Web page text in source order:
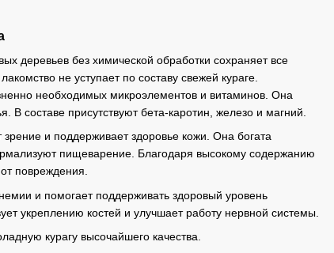
деревьев без химической обработки сохраняет все
не уступает по составу свежей кураге.
необходимых микроэлементов и витаминов. Она
В составе присутствуют бета-каротин, железо и магний.
и поддерживает здоровье кожи. Она богата
пищеварение. Благодаря высокому содержанию
повреждения.
и помогает поддерживать здоровый уровень
укреплению костей и улучшает работу нервной системы.
курагу высочайшего качества.